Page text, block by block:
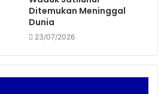
Ditemukan Meninggal
Dunia
23/07/2026